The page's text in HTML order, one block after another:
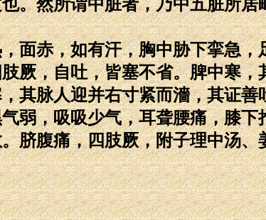
。然所谓中脏者，乃中五脏所居
赤，如有汗，胸中胁下挛急，
厥，自吐，皆塞不省。脾中寒，
其脉人迎并右寸紧而濇，其证善
弱，吸吸少气，耳聋腰痛，膝下
脐腹痛，四肢厥，附子理中汤、